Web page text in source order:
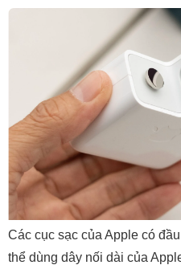
Các cục sạc của Apple có
thể dùng dây nối dài của